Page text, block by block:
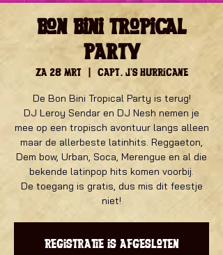
Bon Bini Tropical
Party
za 28 mrt Capt. J's Hurricane
De Bon Bini Tropical Party is terug!
DJ Leroy Sendar en DJ Nesh nemen je
mee op een tropisch avontuur langs alleen
maar de allerbeste latinhits. Reggaeton,
Dem bow, Urban, Soca, Merengue en al die
bekende latinpop hits komen voorbij.
De toegang is gratis, dus mis dit feestje
niet!
Registratie is afgesloten